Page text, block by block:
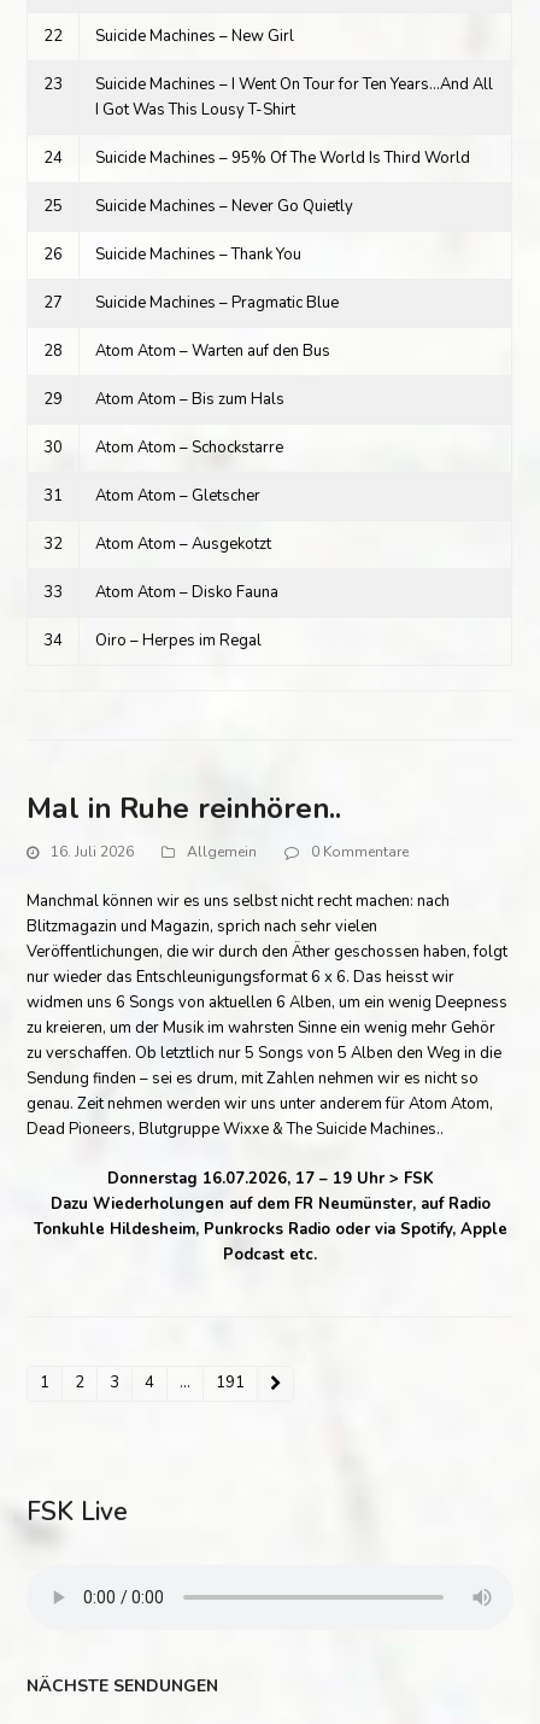
22 Suicide Machines – New Girl
23
Suicide Machines – I Went On Tour for Ten Years…And All
I Got Was This Lousy T-Shirt
24 Suicide Machines – 95% Of The World Is Third World
25 Suicide Machines – Never Go Quietly
26 Suicide Machines – Thank You
27 Suicide Machines – Pragmatic Blue
28 Atom Atom – Warten auf den Bus
29 Atom Atom – Bis zum Hals
30 Atom Atom – Schockstarre
31 Atom Atom – Gletscher
32 Atom Atom – Ausgekotzt
33 Atom Atom – Disko Fauna
34 Oiro – Herpes im Regal
Mal in Ruhe reinhören..
16. Juli 2026 Allgemein 0 Kommentare
Manchmal können wir es uns selbst nicht recht machen: nach
Blitzmagazin und Magazin, sprich nach sehr vielen
Veröffentlichungen, die wir durch den Äther geschossen haben, folgt
nur wieder das Entschleunigungsformat 6 x 6. Das heisst wir
widmen uns 6 Songs von aktuellen 6 Alben, um ein wenig Deepness
zu kreieren, um der Musik im wahrsten Sinne ein wenig mehr Gehör
zu verschaffen. Ob letztlich nur 5 Songs von 5 Alben den Weg in die
Sendung finden – sei es drum, mit Zahlen nehmen wir es nicht so
genau. Zeit nehmen werden wir uns unter anderem für Atom Atom,
Dead Pioneers, Blutgruppe Wixxe & The Suicide Machines..
Donnerstag 16.07.2026, 17 – 19 Uhr > FSK
Dazu Wiederholungen auf dem FR Neumünster, auf Radio
Tonkuhle Hildesheim, Punkrocks Radio oder via Spotify, Apple
Podcast etc.
Seite
1 Seite
2 Seite
3 Seite
4 … Seite
191 Vorwärts
FSK Live
NÄCHSTE SENDUNGEN